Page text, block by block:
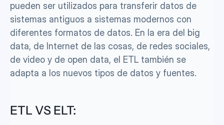
pueden ser utilizados para transferir datos de
sistemas antiguos a sistemas modernos con
diferentes formatos de datos. En la era del big
data, de Internet de las cosas, de redes sociales,
de video y de open data, el ETL también se
adapta a los nuevos tipos de datos y fuentes.
ETL VS ELT: